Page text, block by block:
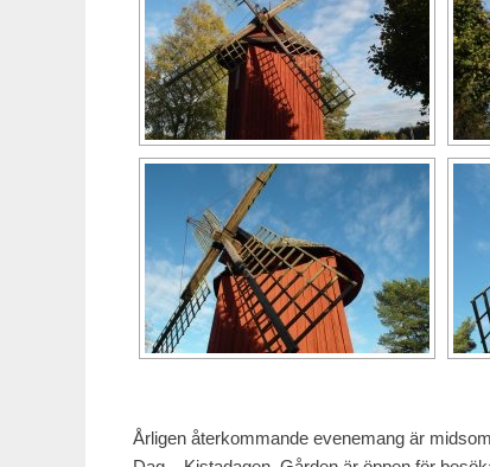
Årligen återkommande evenemang är